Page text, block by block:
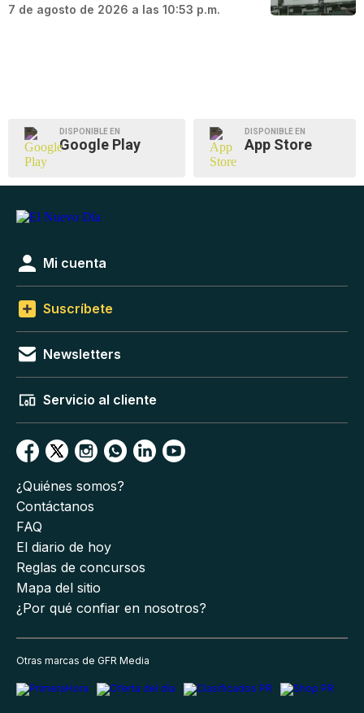
7 de agosto de 2026 a las 10:53 p.m.
DISPONIBLE EN
Google Play
DISPONIBLE EN
App Store
Mi cuenta
Suscríbete
Newsletters
Servicio al cliente
¿Quiénes somos?
Contáctanos
FAQ
El diario de hoy
Reglas de concursos
Mapa del sitio
¿Por qué confiar en nosotros?
Otras marcas de GFR Media